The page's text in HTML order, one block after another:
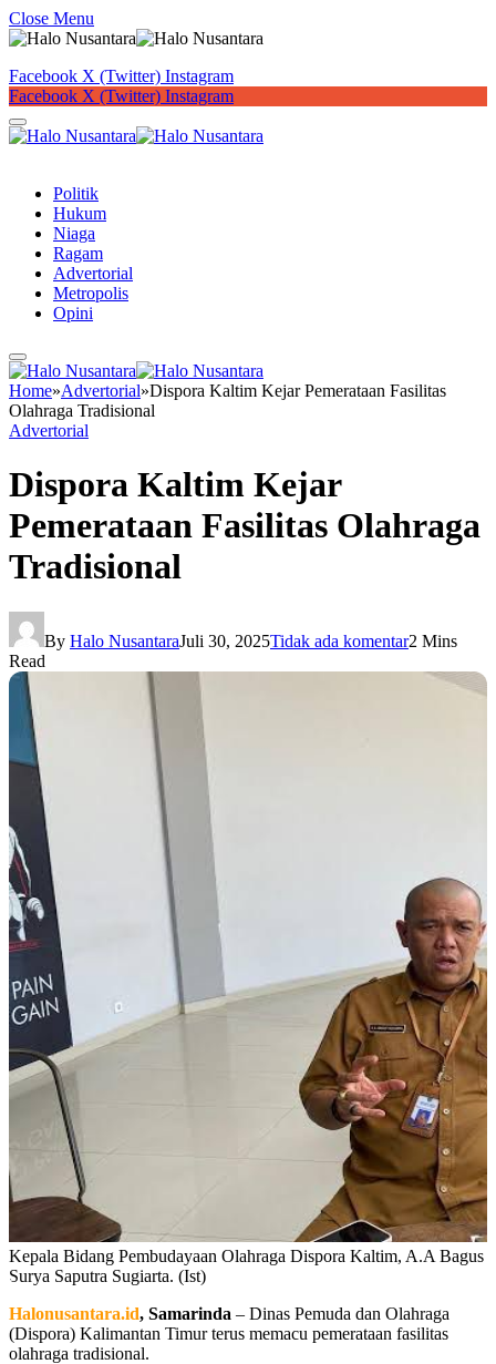
Close Menu
Facebook X (Twitter) Instagram
Facebook X (Twitter) Instagram
Politik
Hukum
Niaga
Ragam
Advertorial
Metropolis
Opini
Home»Advertorial»Dispora Kaltim Kejar Pemerataan Fasilitas
Olahraga Tradisional
Advertorial
Dispora Kaltim Kejar
Pemerataan Fasilitas Olahraga
Tradisional
By Halo NusantaraJuli 30, 2025Tidak ada komentar2 Mins
Read
Kepala Bidang Pembudayaan Olahraga Dispora Kaltim, A.A Bagus
Surya Saputra Sugiarta. (Ist)
Halonusantara.id, Samarinda – Dinas Pemuda dan Olahraga
(Dispora) Kalimantan Timur terus memacu pemerataan fasilitas
olahraga tradisional.